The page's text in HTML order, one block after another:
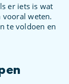
er iets is wat
vooral weten.
te voldoen en